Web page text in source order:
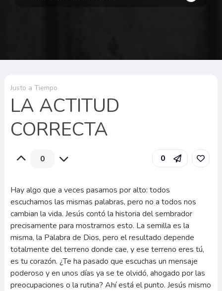
Justo a Tiempo
LA ACTITUD
CORRECTA
0 0
Hay algo que a veces pasamos por alto: todos
escuchamos las mismas palabras, pero no a todos nos
cambian la vida. Jesús contó la historia del sembrador
precisamente para mostrarnos esto. La semilla es la
misma, la Palabra de Dios, pero el resultado depende
totalmente del terreno donde cae, y ese terreno eres tú,
es tu corazón. ¿Te ha pasado que escuchas un mensaje
poderoso y en unos días ya se te olvidó, ahogado por las
preocupaciones o la rutina? Ahí está el punto. Jesús mismo